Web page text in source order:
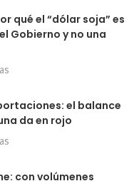
qué el “dólar soja” es
Gobierno y no una
el balance
da en rojo
con volúmenes